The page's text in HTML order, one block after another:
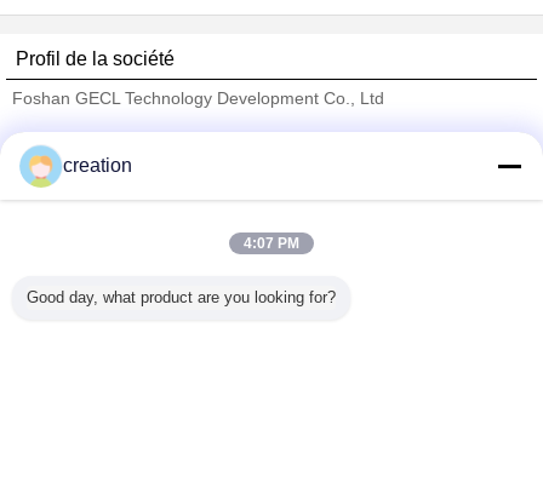
Profil de la société
Foshan GECL Technology Development Co., Ltd
Trust Seal
Tous les produits
creation
4:07 PM
Good day, what product are you looking for?